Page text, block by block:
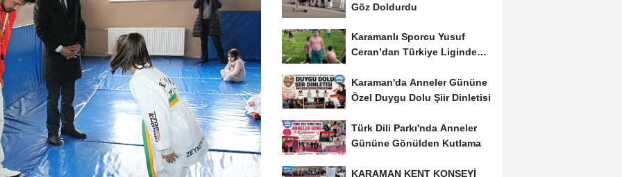
Göz Doldurdu
Karamanlı Sporcu Yusuf
Ceran’dan Türkiye Liginde
Karaman'da Anneler Gününe
Özel Duygu Dolu Şiir Dinletisi
Türk Dili Parkı'nda Anneler
Gününe Gönülden Kutlama
KARAMAN KENT KONSEYİ